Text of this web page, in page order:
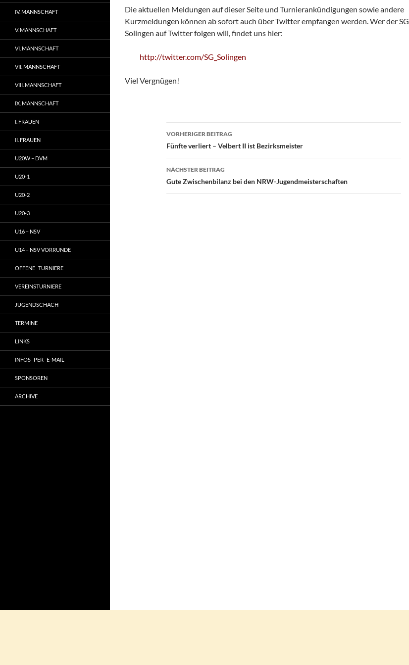
Die aktuellen Meldungen auf dieser Seite und Turnierankündigungen sowie andere
Kurzmeldungen können ab sofort auch über Twitter empfangen werden. Wer der SG
Solingen auf Twitter folgen will, findet uns hier:
http://twitter.com/SG_Solingen
Viel Vergnügen!
Beitragsnavigation
VORHERIGER BEITRAG
Fünfte verliert – Velbert II ist Bezirksmeister
NÄCHSTER BEITRAG
Gute Zwischenbilanz bei den NRW-Jugendmeisterschaften
IV. MANNSCHAFT
V. MANNSCHAFT
VI. MANNSCHAFT
VII. MANNSCHAFT
VIII. MANNSCHAFT
IX. MANNSCHAFT
I. FRAUEN
II. FRAUEN
U20W – DVM
U20-1
U20-2
U20-3
U16 – NSV
U14 – NSV VORRUNDE
OFFENE TURNIERE
VEREINSTURNIERE
JUGENDSCHACH
TERMINE
LINKS
INFOS PER E-MAIL
SPONSOREN
ARCHIVE